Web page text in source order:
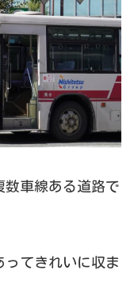
数車線ある道路で
てきれいに収ま